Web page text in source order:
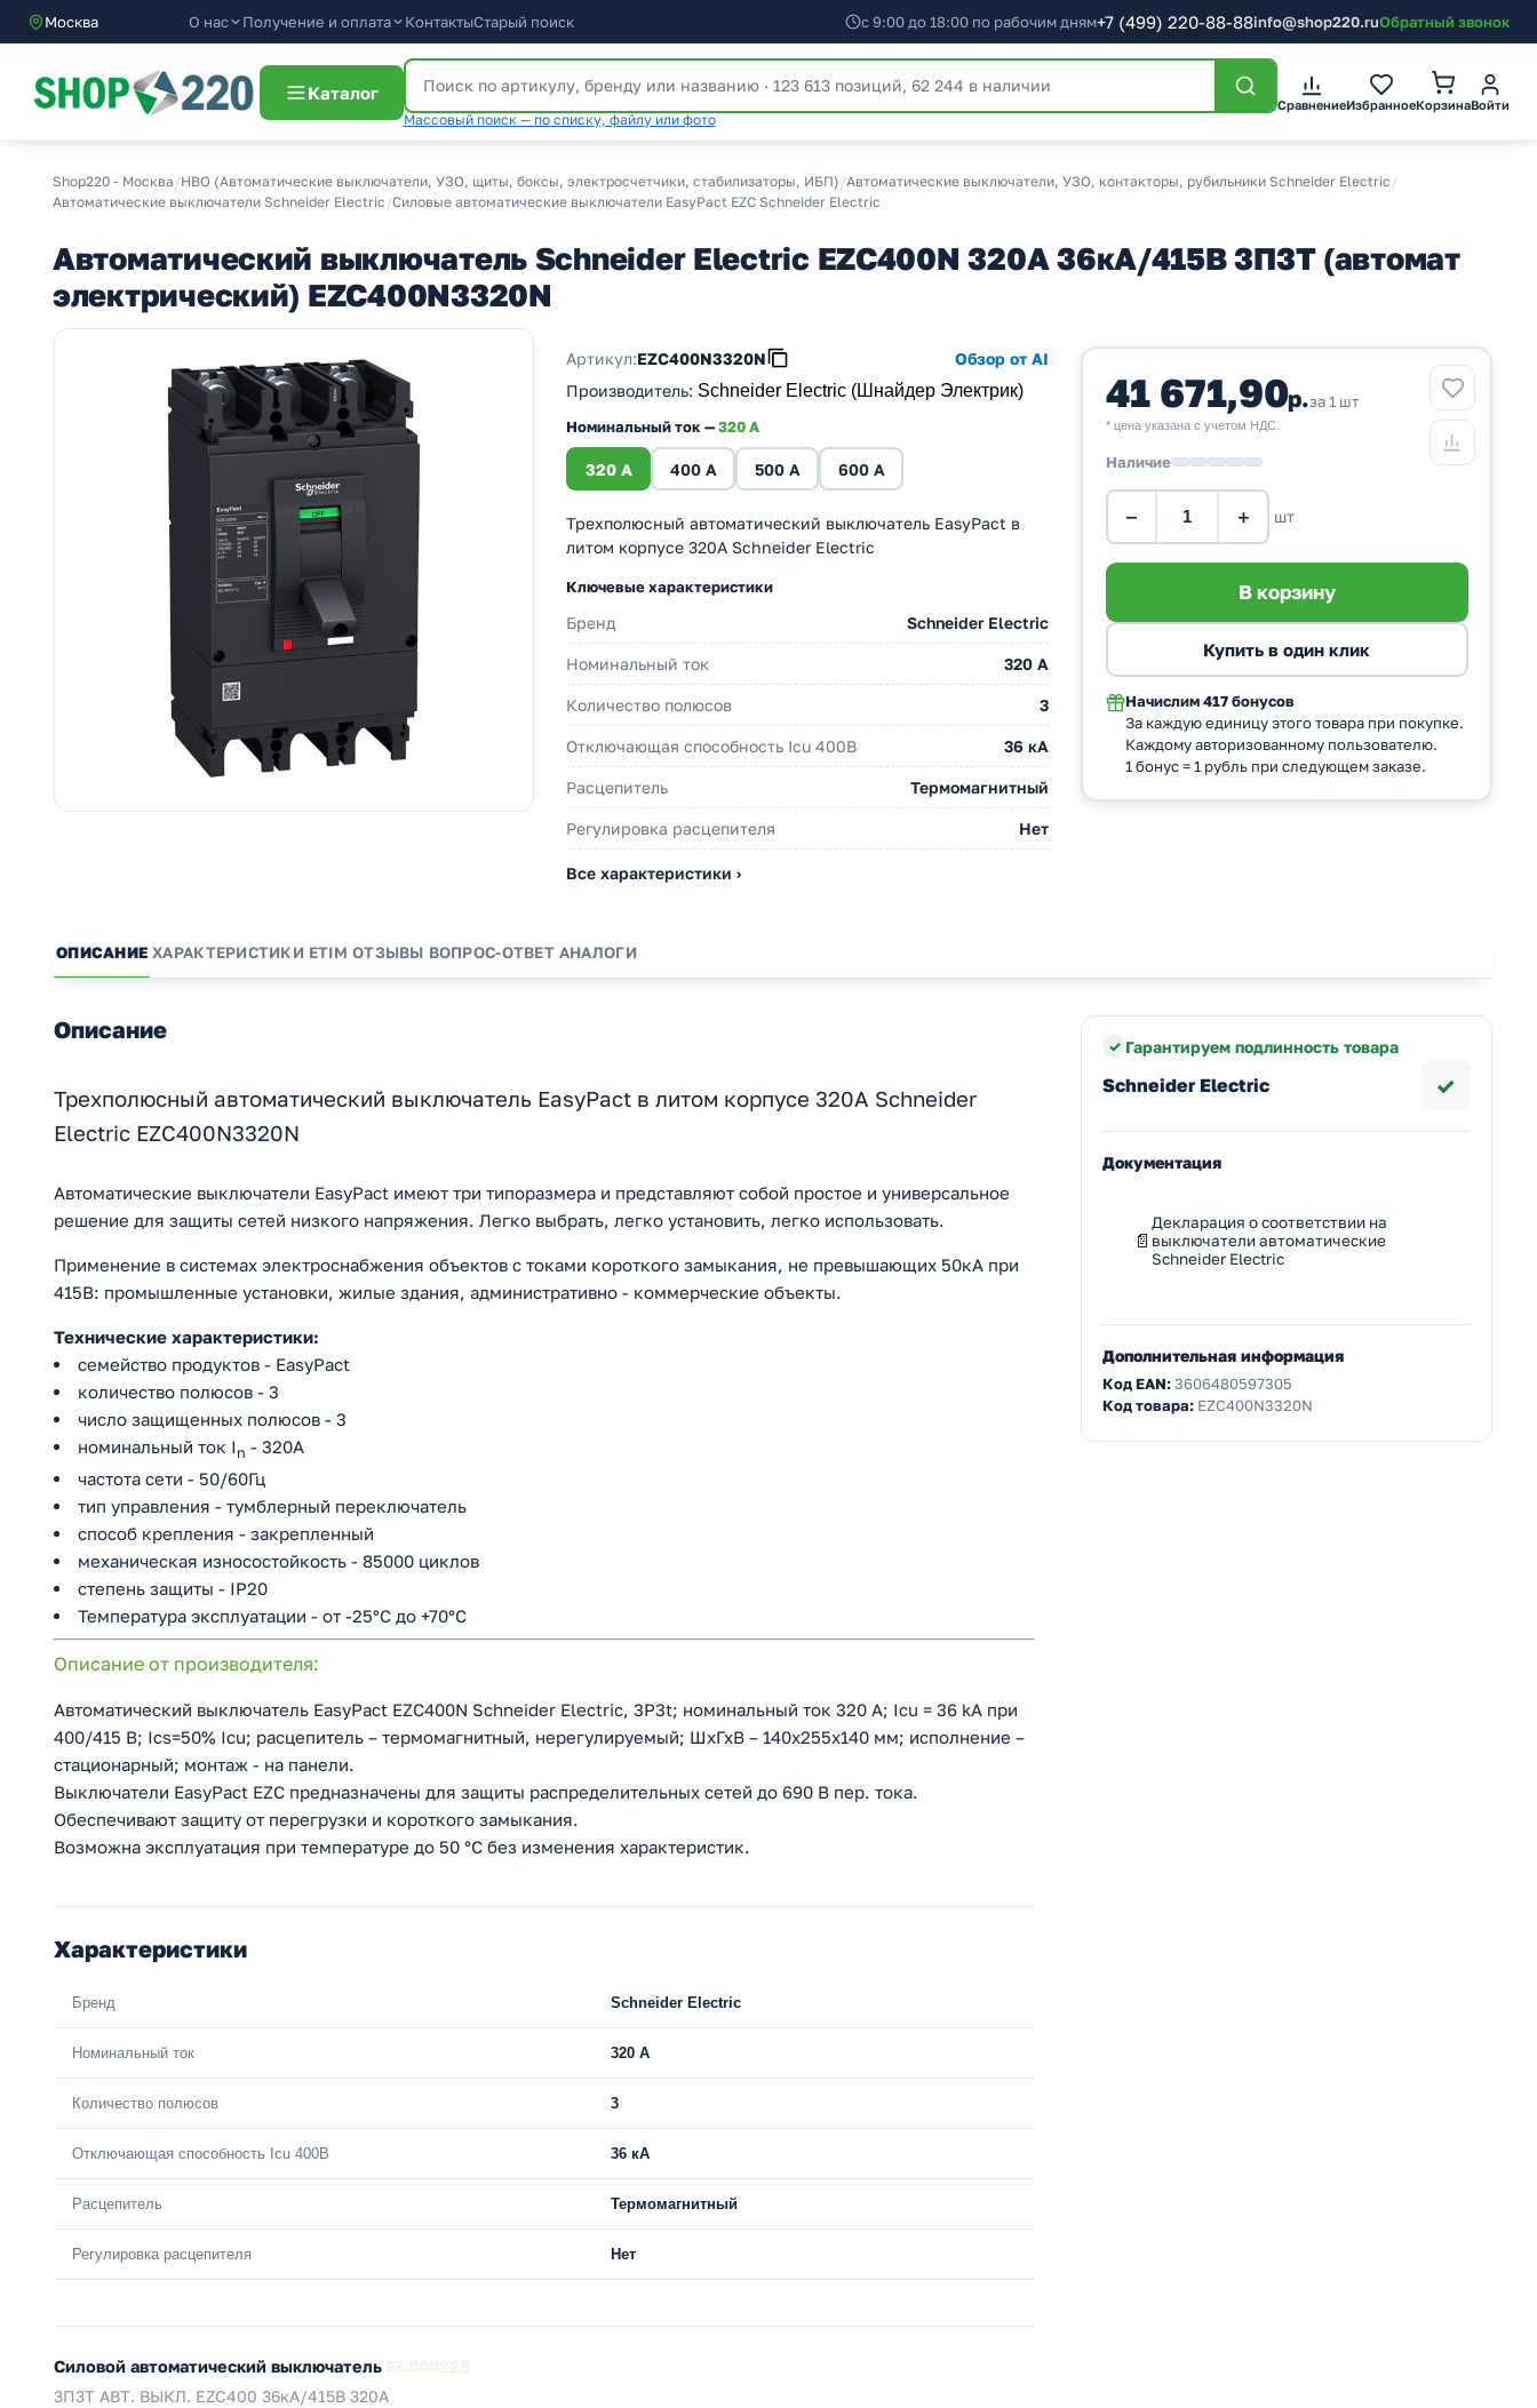
Москва О нас Получение и оплата КонтактыСтарый поиск с 9:00 до 18:00 по рабочим дням+7 (499) 220-88-88info@shop220.ruОбратный звонок
Каталог
Массовый поиск — по списку, файлу или фото
СравнениеИзбранноеКорзинаВойти
Shop220 - Москва /НВО (Автоматические выключатели, УЗО, щиты, боксы, электросчетчики, стабилизаторы, ИБП) /Автоматические выключатели, УЗО, контакторы, рубильники Schneider Electric /
Автоматические выключатели Schneider Electric /Силовые автоматические выключатели EasyPact EZC Schneider Electric
Автоматический выключатель Schneider Electric EZC400N 320A 36кА/415В 3П3Т (автомат
электрический) EZC400N3320N
Артикул:EZC400N3320N
Обзор от AI
Производитель: Schneider Electric (Шнайдер Электрик)
Номинальный ток —320 A
320 A 400 A 500 A 600 A
Трехполюсный автоматический выключатель EasyPact в
литом корпусе 320А Schneider Electric
Ключевые характеристики
Бренд Schneider Electric
Номинальный ток 320 A
Количество полюсов 3
Отключающая способность Icu 400В 36 кА
Расцепитель Термомагнитный
Регулировка расцепителя Нет
Все характеристики ›
41 671,90р.за 1 шт
* цена указана с учетом НДС.
Наличие
− + шт
Начислим 417 бонусов
За каждую единицу этого товара при покупке.
Каждому авторизованному пользователю.
1 бонус = 1 рубль при следующем заказе.
ОПИСАНИЕ ХАРАКТЕРИСТИКИ ETIM ОТЗЫВЫ ВОПРОС-ОТВЕТ АНАЛОГИ
Описание
Трехполюсный автоматический выключатель EasyPact в литом корпусе 320А Schneider
Electric EZC400N3320N
Автоматические выключатели EasyPact имеют три типоразмера и представляют собой простое и универсальное
решение для защиты сетей низкого напряжения. Легко выбрать, легко установить, легко использовать.
Применение в системах электроснабжения объектов с токами короткого замыкания, не превышающих 50кА при
415В: промышленные установки, жилые здания, административно - коммерческие объекты.
Технические характеристики:
семейство продуктов - EasyPact
количество полюсов - 3
число защищенных полюсов - 3
номинальный ток I n - 320A
частота сети - 50/60Гц
тип управления - тумблерный переключатель
способ крепления - закрепленный
механическая износостойкость - 85000 циклов
степень защиты - IP20
Температура эксплуатации - от -25°C до +70°C
Описание от производителя:
Автоматический выключатель EasyPact EZC400N Schneider Electric, 3P3t; номинальный ток 320 А; Icu = 36 kA при
400/415 В; Ics=50% Icu; расцепитель – термомагнитный, нерегулируемый; ШхГхВ – 140x255х140 мм; исполнение –
стационарный; монтаж - на панели.
Выключатели EasyPact EZC предназначены для защиты распределительных сетей до 690 В пер. тока.
Обеспечивают защиту от перегрузки и короткого замыкания.
Возможна эксплуатация при температуре до 50 °С без изменения характеристик.
Характеристики
Бренд Schneider Electric
Номинальный ток 320 A
Количество полюсов 3
Отключающая способность Icu 400В 36 кА
Расцепитель Термомагнитный
Регулировка расцепителя Нет
Силовой автоматический выключатель
3П3Т АВТ. ВЫКЛ. EZC400 36кА/415В 320А
Гарантируем подлинность товара
Schneider Electric ✓
Документация
Декларация о соответствии на
выключатели автоматические
Schneider Electric
Дополнительная информация
Код EAN:3606480597305
Код товара: EZC400N3320N